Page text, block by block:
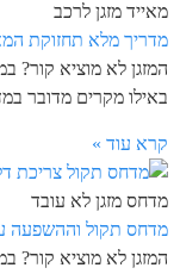
מאייד מזגן לרכב
מדריך מלא תחזוקת
המזגן לא מוציא קור?
באילו מקרים מדובר
קרא עוד »
מדחס מזגן לא עובד
מדחס תקול וההשפעה
המזגן לא מוציא קור?